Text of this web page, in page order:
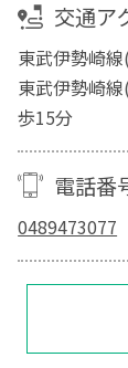
交通ア
東武伊勢崎
東武伊勢崎
歩15分
電話番
0489473077